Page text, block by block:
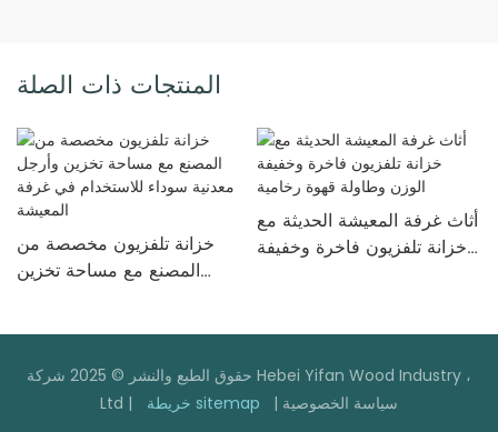
المنتجات ذات الصلة
خزانة تلفزيون مخصصة من
المصنع مع مساحة تخزين
أثاث غرفة المعيشة الحديثة مع
خزانة تلفزيون فاخرة وخفيفة
حقوق الطبع والنشر © 2025 شركة Hebei Yifan Wood Industry ،
Ltd |
خريطة sitemap | سياسة الخصوصية